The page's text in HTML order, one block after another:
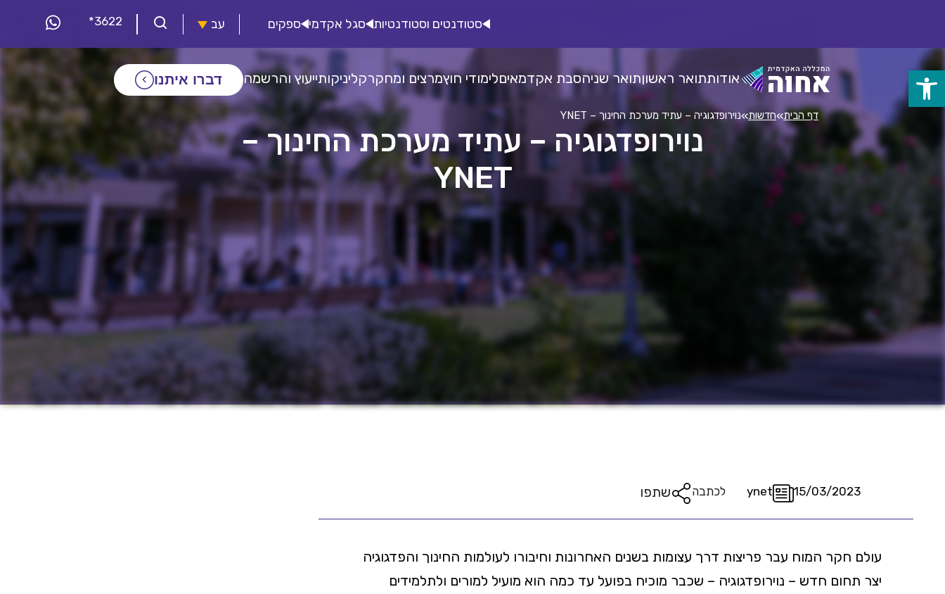
פתח
סרגל
נגישות
סטודנטים וסטודנטיות סגל אקדמי ספקים עב *3622
אודותתואר ראשוןתואר שניהסבת אקדמאיםלימודי חוץמרצים ומחקרקליניקותייעוץ והרשמה דברו איתנו
דף הבית»חדשות»נוירופדגוגיה – עתיד מערכת החינוך – YNET
נוירופדגוגיה – עתיד מערכת החינוך –
YNET
15/03/2023
ynet לכתבה שתפו
עולם חקר המוח עבר פריצות דרך עצומות בשנים האחרונות וחיבורו לעולמות החינוך והפדגוגיה
יצר תחום חדש – נוירופדגוגיה – שכבר מוכיח בפועל עד כמה הוא מועיל למורים ולתלמידים